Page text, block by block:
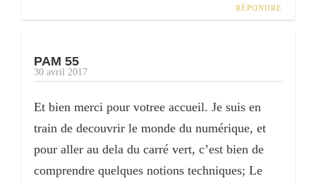
RÉPONDRE
PAM 55
30 avril 2017
Et bien merci pour votree accueil. Je suis en
train de decouvrir le monde du numérique, et
pour aller au dela du carré vert, c’est bien de
comprendre quelques notions techniques; Le